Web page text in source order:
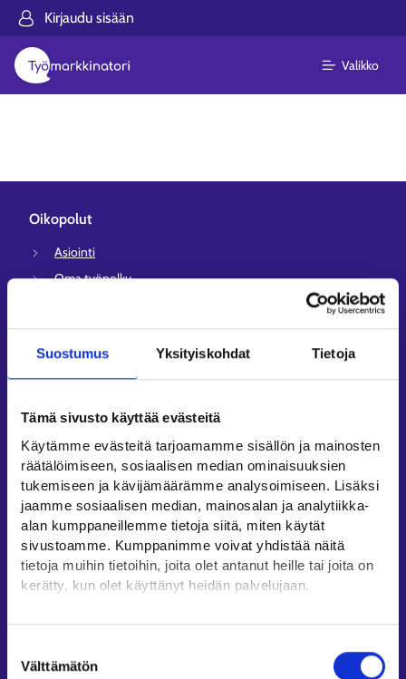
Suostumus Yksityiskohdat Tietoja
Tämä sivusto käyttää evästeitä
Käytämme evästeitä tarjoamamme sisällön ja mainosten
räätälöimiseen, sosiaalisen median ominaisuuksien
tukemiseen ja kävijämäärämme analysoimiseen. Lisäksi
jaamme sosiaalisen median, mainosalan ja analytiikka-
alan kumppaneillemme tietoja siitä, miten käytät
sivustoamme. Kumppanimme voivat yhdistää näitä
tietoja muihin tietoihin, joita olet antanut heille tai joita on
kerätty, kun olet käyttänyt heidän palvelujaan.
Löydät tietoa evästeiden käyttötarkoituksista
Lue tarkemmin
valinta
Välttämätön
Kirjaudu sisään
Valikko
Oikopolut
Asiointi
Oma työpolku
Avoimet työpaikat
Tietoa muilla kielillä
Työllisyysalueiden yhteystiedot
Sähköisen asioinnin tuki
Työttömyysturvaneuvonta
Yritys- ja työnantaja-asiakkaan neuvontapalvelut
Asiointi- ja Oma työpolku -osioiden ohjeet
Tuki ja palaute
Työ- ja elinkeinoministeriö⁠